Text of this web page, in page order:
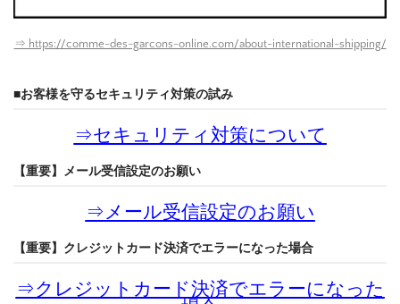
⇒ https://comme-des-garcons-online.com/about-international-shipping/
■お客様を守るセキュリティ対策の試み
⇒セキュリティ対策について
【重要】メール受信設定のお願い
⇒メール受信設定のお願い
【重要】クレジットカード決済でエラーになった場合
⇒クレジットカード決済でエラーになった